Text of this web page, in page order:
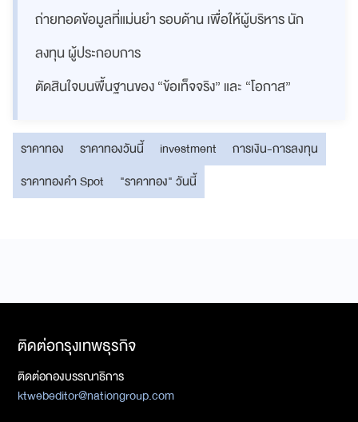
ถ่ายทอดข้อมูลที่แม่นยำ รอบด้าน เพื่อให้ผู้บริหาร นัก
ลงทุน ผู้ประกอบการ
ตัดสินใจบนพื้นฐานของ “ข้อเท็จจริง” และ “โอกาส”
ราคาทอง ราคาทองวันนี้ investment
การเงิน-การลงทุน
ราคาทองคำ Spot
"ราคาทอง" วันนี้
ติดต่อกรุงเทพธุรกิจ
ติดต่อกองบรรณาธิการ
ktwebeditor@nationgroup.com